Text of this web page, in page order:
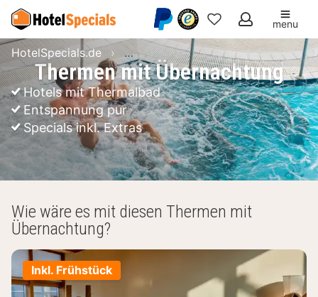
Meine
Favoriten
menu
Thermen mit Übernachtung
Hotels mit Thermalbad
Entspannung pur
Specials inkl. Extras
HotelSpecials.de Wellnesshotels: Angebote buchen
Wie wäre es mit diesen Thermen mit
Übernachtung?
Inkl. Frühstück